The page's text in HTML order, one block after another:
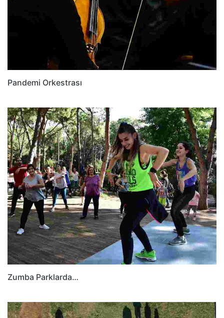
Pandemi Orkestrası
Zumba Parklarda…